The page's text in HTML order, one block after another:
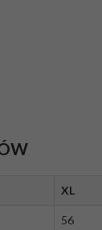
XL
56